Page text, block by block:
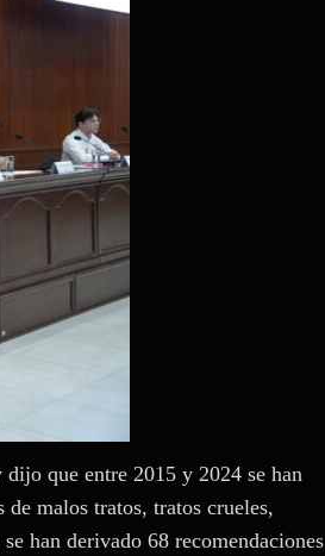
que entre 2015 y 2024 se han
malos tratos, tratos crueles,
han derivado 68 recomendaciones